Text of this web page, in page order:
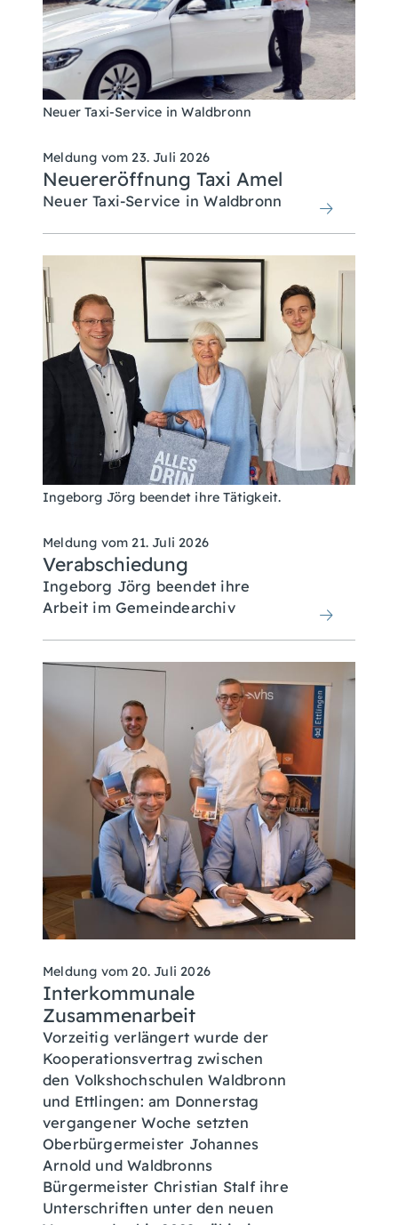
Neuer Taxi-Service in Waldbronn
Meldung vom 23. Juli 2026
Neuereröffnung Taxi Amel
Neuer Taxi-Service in Waldbronn
Ingeborg Jörg beendet ihre Tätigkeit.
Meldung vom 21. Juli 2026
Verabschiedung
Ingeborg Jörg beendet ihre
Arbeit im Gemeindearchiv
Meldung vom 20. Juli 2026
Interkommunale
Zusammenarbeit
Vorzeitig verlängert wurde der
Kooperationsvertrag zwischen
den Volkshochschulen Waldbronn
und Ettlingen: am Donnerstag
vergangener Woche setzten
Oberbürgermeister Johannes
Arnold und Waldbronns
Bürgermeister Christian Stalf ihre
Unterschriften unter den neuen